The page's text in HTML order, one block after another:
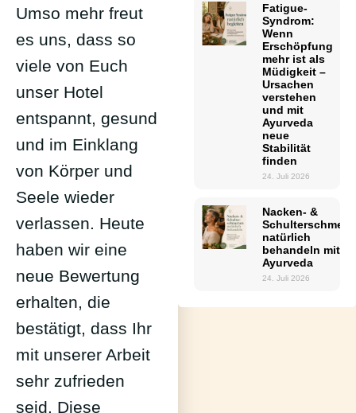
Umso mehr freut
es uns, dass so
viele von Euch
unser Hotel
entspannt, gesund
und im Einklang
von Körper und
Seele wieder
verlassen. Heute
haben wir eine
neue Bewertung
erhalten, die
bestätigt, dass Ihr
mit unserer Arbeit
sehr zufrieden
seid. Diese
Fatigue-
Syndrom:
Wenn
Erschöpfung
mehr ist als
Müdigkeit –
Ursachen
verstehen
und mit
Ayurveda
neue
Stabilität
finden
24. Juli 2026
Nacken- &
natürlich
behandeln mit
Ayurveda
24. Juli 2026